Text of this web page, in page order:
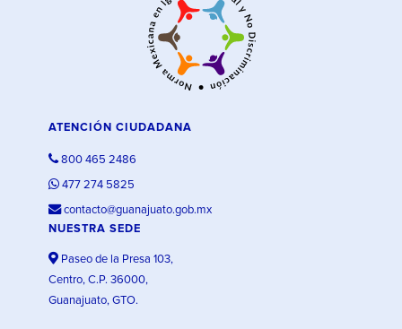
ATENCIÓN CIUDADANA
800 465 2486
477 274 5825
contacto@guanajuato.gob.mx
NUESTRA SEDE
Paseo de la Presa 103,
Centro, C.P. 36000,
Guanajuato, GTO.